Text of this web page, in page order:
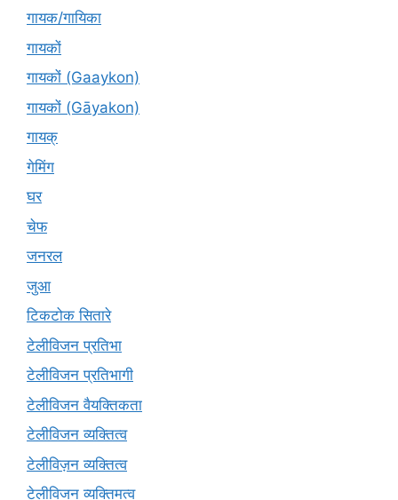
गायक/गायिका
गायकों
गायकों (Gaaykon)
गायकों (Gāyakon)
गायक्
गेमिंग
घर
चेफ
जनरल
जुआ
टिकटोक सितारे
टेलीविजन प्रतिभा
टेलीविजन प्रतिभागी
टेलीविजन वैयक्तिकता
टेलीविजन व्यक्तित्व
टेलीविज़न व्यक्तित्व
टेलीविजन व्यक्तिमत्व